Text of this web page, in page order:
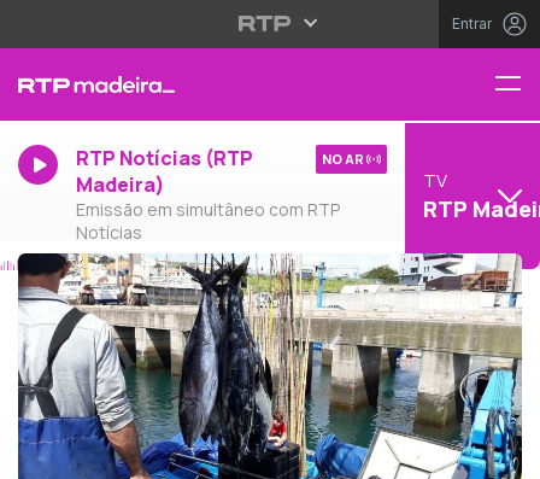
Entrar
RTP Notícias (RTP
Madeira)
Emissão em simultâneo com RTP
Notícias
NO AR
TV
RTP